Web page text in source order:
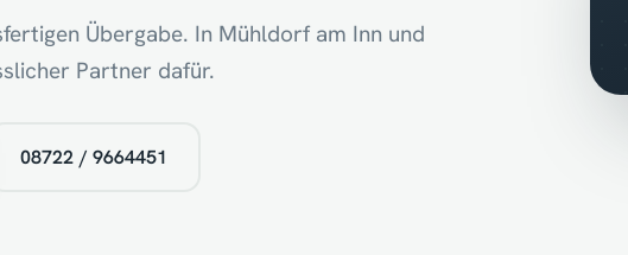
Übergabe. In Mühldorf am Inn und
Partner dafür.
08722 / 9664451